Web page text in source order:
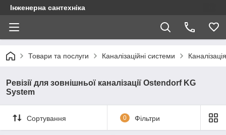
Інженерна сантехніка
Товари та послуги Каналізаційні системи
Ревізії для зовнішньої каналізації Ostendorf KG
System
Сортування 0 Фільтри